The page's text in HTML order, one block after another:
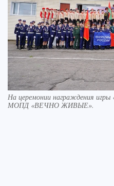
На церемонии награждения
МОПД «ВЕЧНО ЖИВЫЕ».